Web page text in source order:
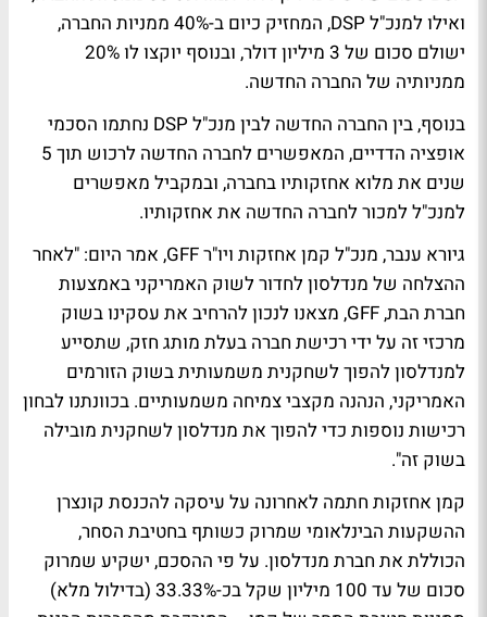
ואילו למנכ"ל DSP, המחזיק כיום ב-40% ממניות החברה,
ישולם סכום של 3 מיליון דולר, ובנוסף יוקצו לו 20%
ממניותיה של החברה החדשה.
בנוסף, בין החברה החדשה לבין מנכ"ל DSP נחתמו הסכמי
אופציה הדדיים, המאפשרים לחברה החדשה לרכוש תוך 5
שנים את מלוא אחזקותיו בחברה, ובמקביל מאפשרים
למנכ"ל למכור לחברה החדשה את אחזקותיו.
גיורא ענבר, מנכ"ל קמן אחזקות ויו"ר GFF, אמר היום: "לאחר
ההצלחה של מנדלסון לחדור לשוק האמריקני באמצעות
חברת הבת, GFF, מצאנו לנכון להרחיב את עסקינו בשוק
מרכזי זה על ידי רכישת חברה בעלת מותג חזק, שתסייע
למנדלסון להפוך לשחקנית משמעותית בשוק הזורמים
האמריקני, הנהנה מקצבי צמיחה משמעותיים. בכוונתנו לבחון
רכישות נוספות כדי להפוך את מנדלסון לשחקנית מובילה
בשוק זה".
קמן אחזקות חתמה לאחרונה על עיסקה להכנסת קונצרן
ההשקעות הבינלאומי שמרוק כשותף בחטיבת הסחר,
הכוללת את חברת מנדלסון. על פי ההסכם, ישקיע שמרוק
סכום של עד 100 מיליון שקל בכ-33.33% (בדילול מלא)